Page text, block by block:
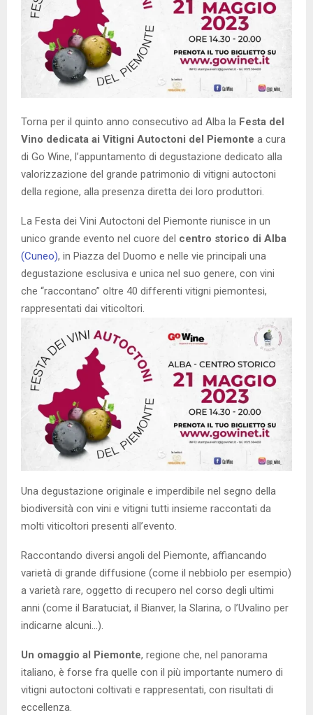
Torna per il quinto anno consecutivo ad Alba la Festa del
Vino dedicata ai Vitigni Autoctoni del Piemonte a cura
di Go Wine, l’appuntamento di degustazione dedicato alla
valorizzazione del grande patrimonio di vitigni autoctoni
della regione, alla presenza diretta dei loro produttori.
La Festa dei Vini Autoctoni del Piemonte riunisce in un
unico grande evento nel cuore del centro storico di Alba
(Cuneo), in Piazza del Duomo e nelle vie principali una
degustazione esclusiva e unica nel suo genere, con vini
che “raccontano” oltre 40 differenti vitigni piemontesi,
rappresentati dai viticoltori.
Una degustazione originale e imperdibile nel segno della
biodiversità con vini e vitigni tutti insieme raccontati da
molti viticoltori presenti all’evento.
Raccontando diversi angoli del Piemonte, affiancando
varietà di grande diffusione (come il nebbiolo per esempio)
a varietà rare, oggetto di recupero nel corso degli ultimi
anni (come il Baratuciat, il Bianver, la Slarina, o l’Uvalino per
indicarne alcuni…).
Un omaggio al Piemonte, regione che, nel panorama
italiano, è forse fra quelle con il più importante numero di
vitigni autoctoni coltivati e rappresentati, con risultati di
eccellenza.